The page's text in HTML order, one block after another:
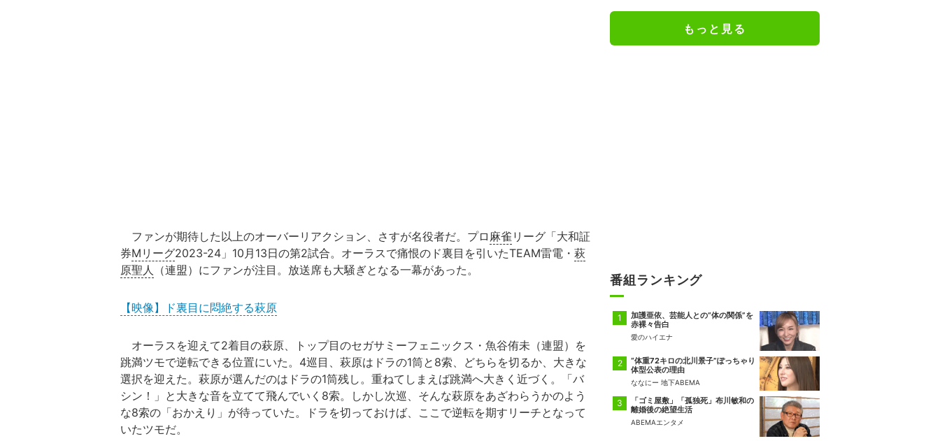
ファンが期待した以上のオーバーリアクション、さすが名役者だ。プロ 麻雀 リーグ「大和証
券Mリーグ2023-24」10月13日の第2試合。オーラスで痛恨のド裏目を引いたTEAM雷電・ 萩
原聖人 （連盟）にファンが注目。放送席も大騒ぎとなる一幕があった。
【映像】ド裏目に悶絶する萩原
オーラスを迎えて2着目の萩原、トップ目のセガサミーフェニックス・魚谷侑未（連盟）を
跳満ツモで逆転できる位置にいた。4巡目、萩原はドラの1筒と8索、どちらを切るか、大きな
選択を迎えた。萩原が選んだのはドラの1筒残し。重ねてしまえば跳満へ大きく近づく。「バ
シン！」と大きな音を立てて飛んでいく8索。しかし次巡、そんな萩原をあざわらうかのよう
な8索の「おかえり」が待っていた。ドラを切っておけば、ここで逆転を期すリーチとなって
いたツモだ。
もっと見る
番組ランキング
加護亜依、芸能人との“体の関係”を
赤裸々告白
愛のハイエナ
“体重72キロの北川景子”ぽっちゃり
体型公表の理由
ななにー 地下ABEMA
「ゴミ屋敷」「孤独死」布川敏和の
離婚後の絶望生活
ABEMAエンタメ